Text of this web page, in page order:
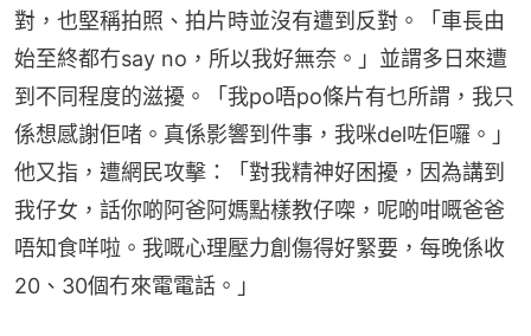
對，也堅稱拍照、拍片時並沒有遭到反對。「車長由
始至終都冇say no，所以我好無奈。」並謂多日來遭
到不同程度的滋擾。「我po唔po條片有乜所謂，我只
係想感謝佢啫。真係影響到件事，我咪del咗佢囉。」
他又指，遭網民攻擊：「對我精神好困擾，因為講到
我仔女，話你啲阿爸阿媽點樣教仔㗎，呢啲咁嘅爸爸
唔知食咩啦。我嘅心理壓力創傷得好緊要，每晚係收
20、30個冇來電電話。」